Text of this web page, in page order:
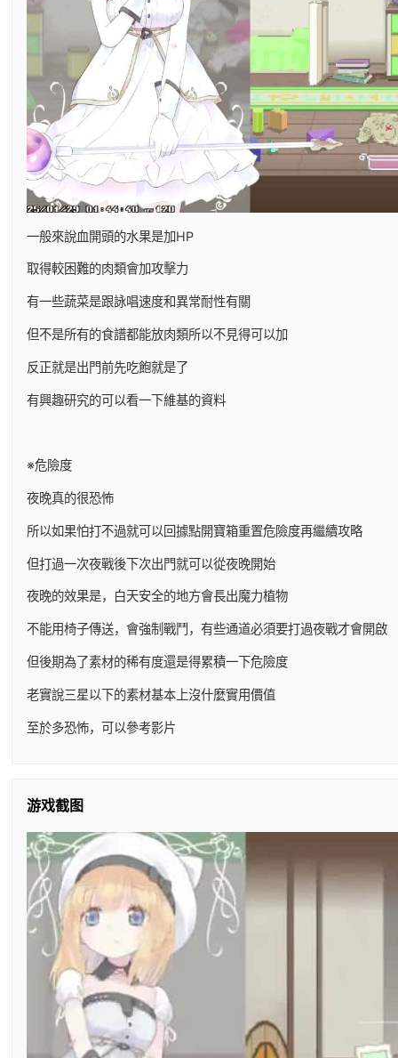
一般來說血開頭的水果是加HP
取得較困難的肉類會加攻擊力
有一些蔬菜是跟詠唱速度和異常耐性有關
但不是所有的食譜都能放肉類所以不見得可以加
反正就是出門前先吃飽就是了
有興趣研究的可以看一下維基的資料
※危險度
夜晚真的很恐怖
所以如果怕打不過就可以回據點開寶箱重置危險度再繼續攻略
但打過一次夜戰後下次出門就可以從夜晚開始
夜晚的效果是，白天安全的地方會長出魔力植物
不能用椅子傳送，會強制戰鬥，有些通道必須要打過夜戰才會開啟
但後期為了素材的稀有度還是得累積一下危險度
老實說三星以下的素材基本上沒什麼實用價值
至於多恐怖，可以參考影片
游戏截图